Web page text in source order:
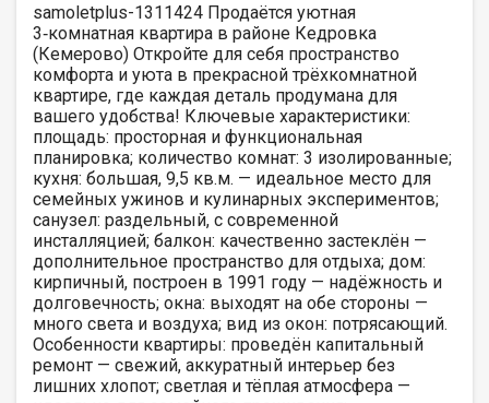
samoletplus-1311424 Продаётся уютная
3‑комнатная квартира в районе Кедровка
(Кемерово) Откройте для себя пространство
комфорта и уюта в прекрасной трёхкомнатной
квартире, где каждая деталь продумана для
вашего удобства! Ключевые характеристики:
площадь: просторная и функциональная
планировка; количество комнат: 3 изолированные;
кухня: большая, 9,5 кв.м. — идеальное место для
семейных ужинов и кулинарных экспериментов;
санузел: раздельный, с современной
инсталляцией; балкон: качественно застеклён —
дополнительное пространство для отдыха; дом:
кирпичный, построен в 1991 году — надёжность и
долговечность; окна: выходят на обе стороны —
много света и воздуха; вид из окон: потрясающий.
Особенности квартиры: проведён капитальный
ремонт — свежий, аккуратный интерьер без
лишних хлопот; светлая и тёплая атмосфера —